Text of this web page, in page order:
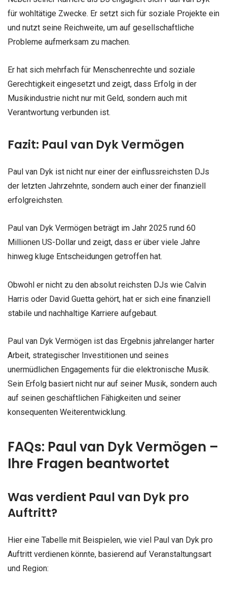
für wohltätige Zwecke. Er setzt sich für soziale Projekte ein
und nutzt seine Reichweite, um auf gesellschaftliche
Probleme aufmerksam zu machen.
Er hat sich mehrfach für Menschenrechte und soziale
Gerechtigkeit eingesetzt und zeigt, dass Erfolg in der
Musikindustrie nicht nur mit Geld, sondern auch mit
Verantwortung verbunden ist.
Fazit: Paul van Dyk Vermögen
Paul van Dyk ist nicht nur einer der einflussreichsten DJs
der letzten Jahrzehnte, sondern auch einer der finanziell
erfolgreichsten.
Paul van Dyk Vermögen beträgt im Jahr 2025 rund 60
Millionen US-Dollar und zeigt, dass er über viele Jahre
hinweg kluge Entscheidungen getroffen hat.
Obwohl er nicht zu den absolut reichsten DJs wie Calvin
Harris oder David Guetta gehört, hat er sich eine finanziell
stabile und nachhaltige Karriere aufgebaut.
Paul van Dyk Vermögen ist das Ergebnis jahrelanger harter
Arbeit, strategischer Investitionen und seines
unermüdlichen Engagements für die elektronische Musik.
Sein Erfolg basiert nicht nur auf seiner Musik, sondern auch
auf seinen geschäftlichen Fähigkeiten und seiner
konsequenten Weiterentwicklung.
FAQs: Paul van Dyk Vermögen –
Ihre Fragen beantwortet
Was verdient Paul van Dyk pro
Auftritt?
Hier eine Tabelle mit Beispielen, wie viel Paul van Dyk pro
Auftritt verdienen könnte, basierend auf Veranstaltungsart
und Region: